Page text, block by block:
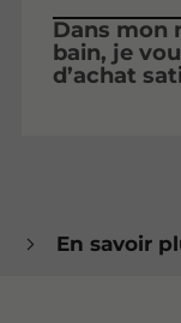
Dans mon
bain, je
d’achat
En savoir